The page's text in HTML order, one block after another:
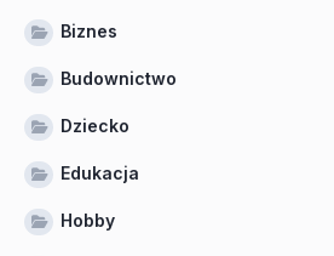
Biznes
Budownictwo
Dziecko
Edukacja
Hobby